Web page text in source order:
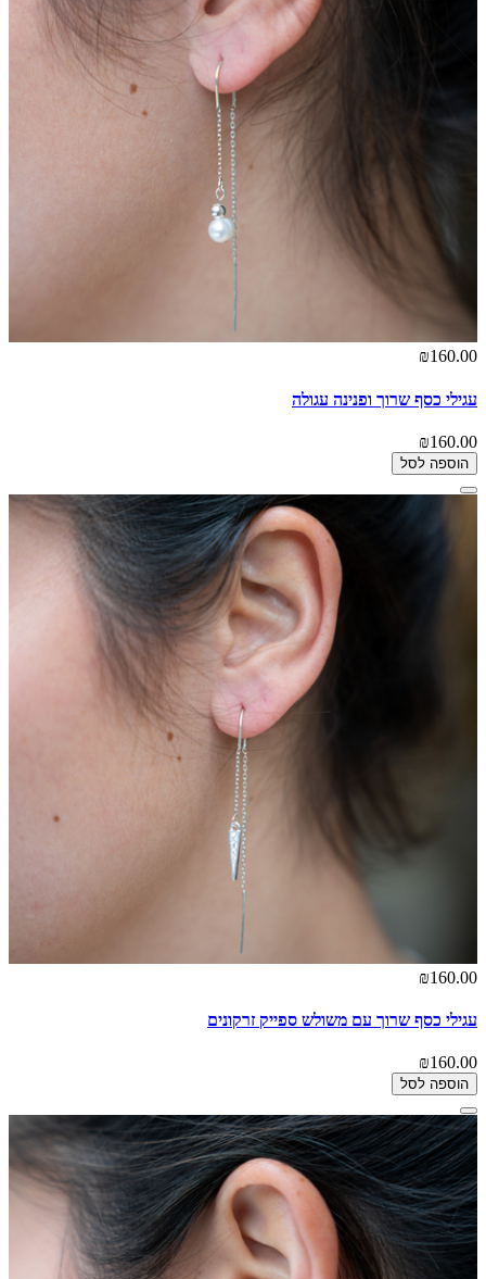
₪160.00
עגילי כסף שרוך ופנינה עגולה
₪160.00
הוספה לסל
₪160.00
עגילי כסף שרוך עם משולש ספייק זרקונים
₪160.00
הוספה לסל